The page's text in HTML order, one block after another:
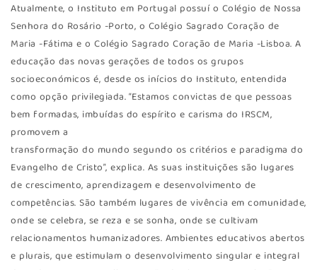
Atualmente, o Instituto em Portugal possuí o Colégio de Nossa
Senhora do Rosário -Porto, o Colégio Sagrado Coração de
Maria -Fátima e o Colégio Sagrado Coração de Maria -Lisboa. A
educação das novas gerações de todos os grupos
socioeconómicos é, desde os inícios do Instituto, entendida
como opção privilegiada. “Estamos convictas de que pessoas
bem formadas, imbuídas do espírito e carisma do IRSCM,
promovem a
transformação do mundo segundo os critérios e paradigma do
Evangelho de Cristo”, explica. As suas instituições são lugares
de crescimento, aprendizagem e desenvolvimento de
competências. São também lugares de vivência em comunidade,
onde se celebra, se reza e se sonha, onde se cultivam
relacionamentos humanizadores. Ambientes educativos abertos
e plurais, que estimulam o desenvolvimento singular e integral